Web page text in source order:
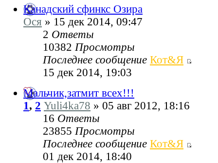
Канадский сфинкс Озира
Ося » 15 дек 2014, 09:47
2 Ответы
10382 Просмотры
Последнее сообщение Кот&Я
15 дек 2014, 19:03
Мальчик,затмит всех!!!
1, 2 Yuli4ka78 » 05 авг 2012, 18:16
16 Ответы
23855 Просмотры
Последнее сообщение Кот&Я
01 дек 2014, 18:40